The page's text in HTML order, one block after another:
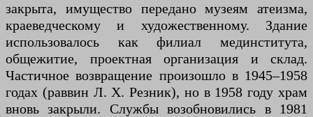
закрыта, имущество передано музеям атеизма,
краеведческому и художественному. Здание
использовалось как филиал мединститута,
общежитие, проектная организация и склад.
Частичное возвращение произошло в 1945–1958
годах (раввин Л. Х. Резник), но в 1958 году храм
вновь закрыли. Службы возобновились в 1981